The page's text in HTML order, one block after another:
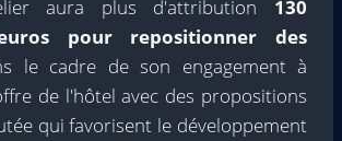
aura plus d'attribution 130
pour repositionner des
le cadre de son engagement à
de l'hôtel avec des propositions
qui favorisent le développement